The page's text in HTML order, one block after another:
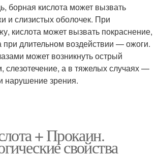
борная кислота может вызвать
и слизистых оболочек. При
кислота может вызвать покраснение,
при длительном воздействии — ожоги.
может возникнуть острый
слезотечение, а в тяжелых случаях —
нарушение зрения.
+ Прокаин.
свойства